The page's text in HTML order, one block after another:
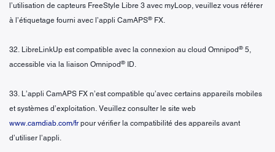
l’utilisation de capteurs FreeStyle Libre 3 avec myLoop, veuillez vous référer
à l’étiquetage fourni avec l’appli CamAPS® FX.
32. LibreLinkUp est compatible avec la connexion au cloud Omnipod® 5,
accessible via la liaison Omnipod® ID.
33. L’appli CamAPS FX n’est compatible qu’avec certains appareils mobiles
et systèmes d’exploitation. Veuillez consulter le site web
www.camdiab.com/fr pour vérifier la compatibilité des appareils avant
d’utiliser l’appli.